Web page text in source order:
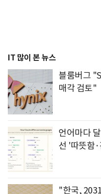
IT 많이 본 뉴스
블룸버그
매각 검토"
언어마다
선 '따뜻함
"한국,